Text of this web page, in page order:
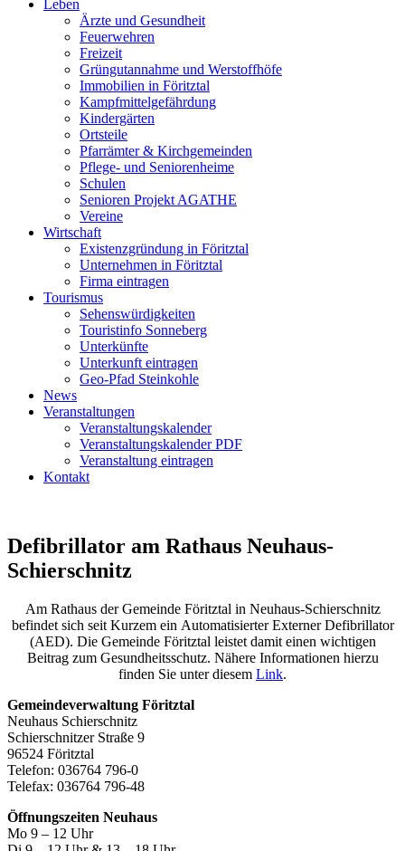
Leben
Ärzte und Gesundheit
Feuerwehren
Freizeit
Grüngutannahme und Werstoffhöfe
Immobilien in Föritztal
Kampfmittelgefährdung
Kindergärten
Ortsteile
Pfarrämter & Kirchgemeinden
Pflege- und Seniorenheime
Schulen
Senioren Projekt AGATHE
Vereine
Wirtschaft
Existenzgründung in Föritztal
Unternehmen in Föritztal
Firma eintragen
Tourismus
Sehenswürdigkeiten
Touristinfo Sonneberg
Unterkünfte
Unterkunft eintragen
Geo-Pfad Steinkohle
News
Veranstaltungen
Veranstaltungskalender
Veranstaltungskalender PDF
Veranstaltung eintragen
Kontakt
Defibrillator am Rathaus Neuhaus-
Schierschnitz
Am Rathaus der Gemeinde Föritztal in Neuhaus-Schierschnitz
befindet sich seit Kurzem ein Automatisierter Externer Defibrillator
(AED). Die Gemeinde Föritztal leistet damit einen wichtigen
Beitrag zum Gesundheitsschutz. Nähere Informationen hierzu
finden Sie unter diesem Link.
Gemeindeverwaltung Föritztal
Neuhaus Schierschnitz
Schierschnitzer Straße 9
96524 Föritztal
Telefon: 036764 796-0
Telefax: 036764 796-48
Öffnungszeiten Neuhaus
Mo 9 – 12 Uhr